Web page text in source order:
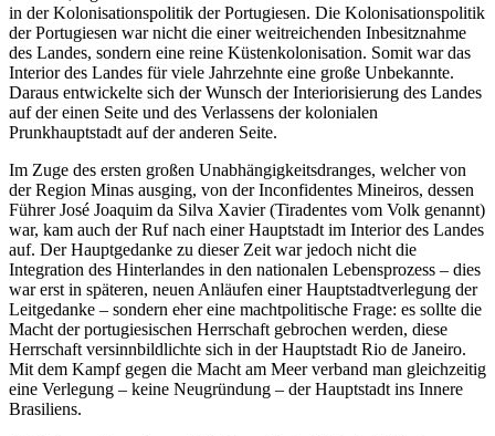
in der Kolonisationspolitik der Portugiesen. Die Kolonisationspolitik
der Portugiesen war nicht die einer weitreichenden Inbesitznahme
des Landes, sondern eine reine Küstenkolonisation. Somit war das
Interior des Landes für viele Jahrzehnte eine große Unbekannte.
Daraus entwickelte sich der Wunsch der Interiorisierung des Landes
auf der einen Seite und des Verlassens der kolonialen
Prunkhauptstadt auf der anderen Seite.
Im Zuge des ersten großen Unabhängigkeitsdranges, welcher von
der Region Minas ausging, von der Inconfidentes Mineiros, dessen
Führer José Joaquim da Silva Xavier (Tiradentes vom Volk genannt)
war, kam auch der Ruf nach einer Hauptstadt im Interior des Landes
auf. Der Hauptgedanke zu dieser Zeit war jedoch nicht die
Integration des Hinterlandes in den nationalen Lebensprozess – dies
war erst in späteren, neuen Anläufen einer Hauptstadtverlegung der
Leitgedanke – sondern eher eine machtpolitische Frage: es sollte die
Macht der portugiesischen Herrschaft gebrochen werden, diese
Herrschaft versinnbildlichte sich in der Hauptstadt Rio de Janeiro.
Mit dem Kampf gegen die Macht am Meer verband man gleichzeitig
eine Verlegung – keine Neugründung – der Hauptstadt ins Innere
Brasiliens.